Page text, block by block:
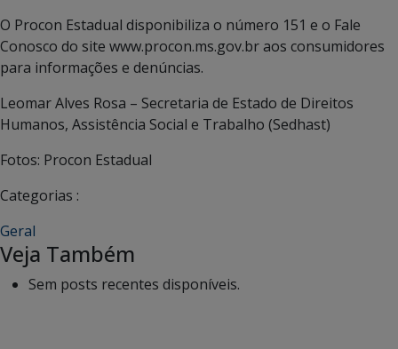
O Procon Estadual disponibiliza o número 151 e o Fale
Conosco do site www.procon.ms.gov.br aos consumidores
para informações e denúncias.
Leomar Alves Rosa – Secretaria de Estado de Direitos
Humanos, Assistência Social e Trabalho (Sedhast)
Fotos: Procon Estadual
Categorias :
Geral
Veja Também
Sem posts recentes disponíveis.